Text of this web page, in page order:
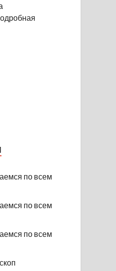
по всем
по всем
по всем